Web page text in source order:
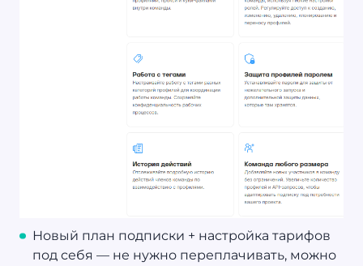
Новый план подписки + настройка тарифов
под себя — не нужно переплачивать, можно